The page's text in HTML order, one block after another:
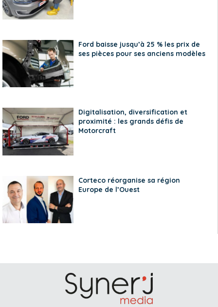
Ford baisse jusqu’à 25 % les prix de
ses pièces pour ses anciens modèles
Digitalisation, diversification et
proximité : les grands défis de
Motorcraft
Corteco réorganise sa région
Europe de l’Ouest